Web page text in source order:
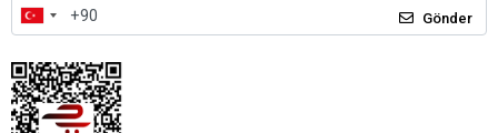
Gönder